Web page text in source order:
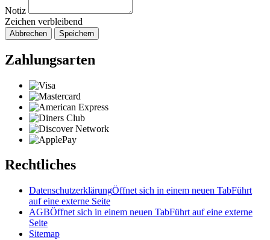
Notiz
Zeichen verbleibend
Abbrechen Speichern
Zahlungsarten
Rechtliches
DatenschutzerklärungÖffnet sich in einem neuen TabFührt
auf eine externe Seite
AGBÖffnet sich in einem neuen TabFührt auf eine externe
Seite
Sitemap